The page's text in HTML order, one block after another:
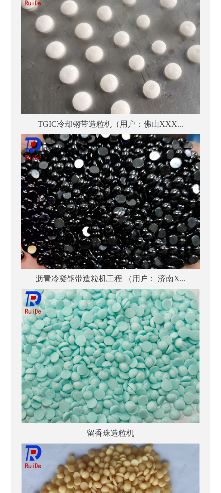
TGIC冷却钢带造粒机（用户：佛山XXX...
沥青冷凝钢带造粒机工程 （用户： 济南X...
留香珠造粒机